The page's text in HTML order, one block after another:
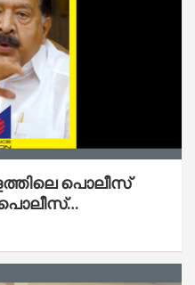
പൊലീസ്
പൊലീസ്
മാറുകയാണ് :